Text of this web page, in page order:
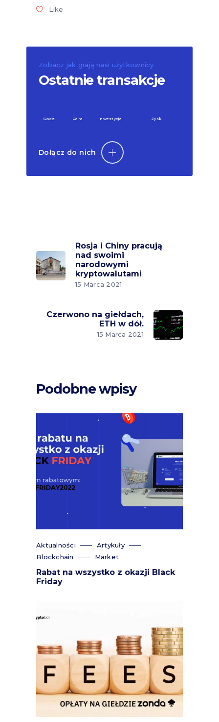
Like
Zobacz jak grają nasi użytkownicy
Ostatnie transakcje
Godz. Para Inwestycja Zysk
Dołącz do nich
Rosja i Chiny pracują
nad swoimi
narodowymi
kryptowalutami
15 Marca 2021
Czerwono na giełdach,
ETH w dół.
15 Marca 2021
Podobne wpisy
Aktualności
Artykuły
Blockchain
Market
Rabat na wszystko z okazji Black
Friday